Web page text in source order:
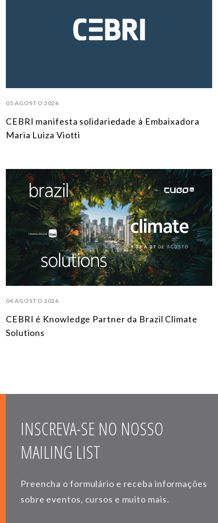
05 AGOSTO 2026
CEBRI manifesta solidariedade à Embaixadora
Maria Luiza Viotti
04 AGOSTO 2026
CEBRI é Knowledge Partner da Brazil Climate
Solutions
INSCREVA-SE NO NOSSO
MAILING LIST
Preencha o formulário e receba informações
sobre eventos, cursos e muito mais.